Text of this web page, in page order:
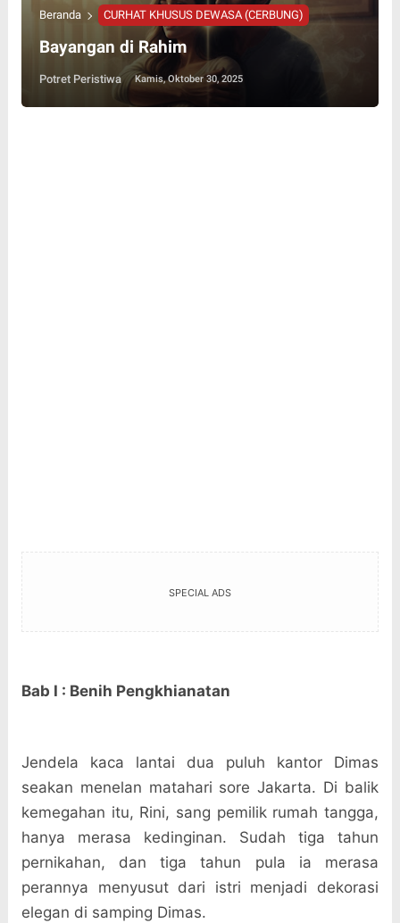
Beranda CURHAT KHUSUS DEWASA (CERBUNG)
Bayangan di Rahim
Potret Peristiwa Kamis, Oktober 30, 2025
SPECIAL ADS
Bab I : Benih Pengkhianatan
Jendela kaca lantai dua puluh kantor Dimas
seakan menelan matahari sore Jakarta. Di balik
kemegahan itu, Rini, sang pemilik rumah tangga,
hanya merasa kedinginan. Sudah tiga tahun
pernikahan, dan tiga tahun pula ia merasa
perannya menyusut dari istri menjadi dekorasi
elegan di samping Dimas.